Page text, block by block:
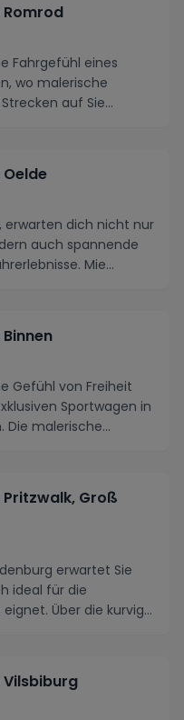
Fahrgefühl eines
wo malerische
auf Sie
erwarten dich nicht nur
auch spannende
Mie...
Gefühl von Freiheit
Sportwagen in
Die malerische...
Groß
erwartet Sie
ideal für die
Über die kurvig...